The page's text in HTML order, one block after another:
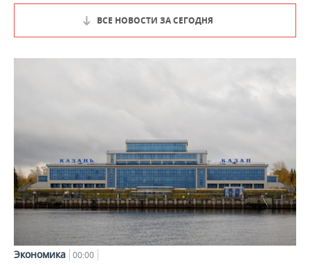
ВСЕ НОВОСТИ ЗА СЕГОДНЯ
Экономика 00:00